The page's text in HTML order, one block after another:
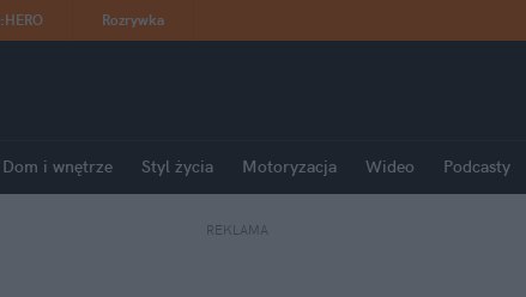
:HERO Rozrywka
Dom i wnętrze Styl życia Motoryzacja Wideo Podcasty
REKLAMA